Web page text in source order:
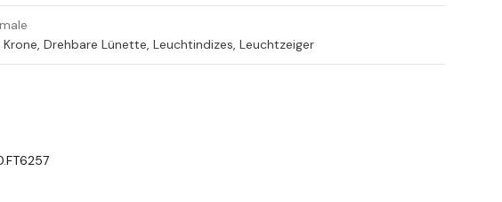
Drehbare Lünette, Leuchtindizes, Leuchtzeiger